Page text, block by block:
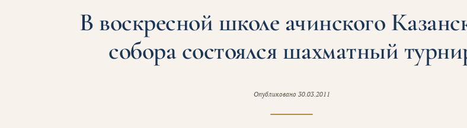
В воскресной школе ачинского
собора состоялся шахматный
Опубликовано 30.03.2011